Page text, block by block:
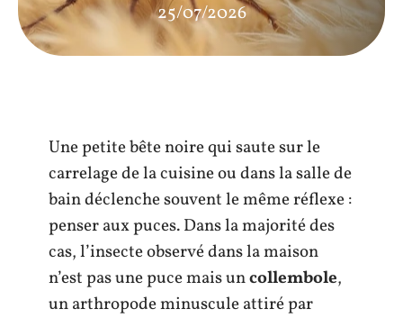
25/07/2026
Une petite bête noire qui saute sur le
carrelage de la cuisine ou dans la salle de
bain déclenche souvent le même réflexe :
penser aux puces. Dans la majorité des
cas, l’insecte observé dans la maison
n’est pas une puce mais uncollembole,
un arthropode minuscule attiré par